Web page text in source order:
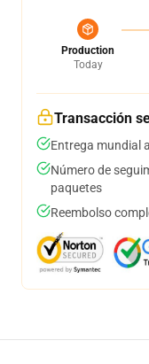
Production
Today
Transacción
Entrega mundial
Número de
paquetes
Reembolso